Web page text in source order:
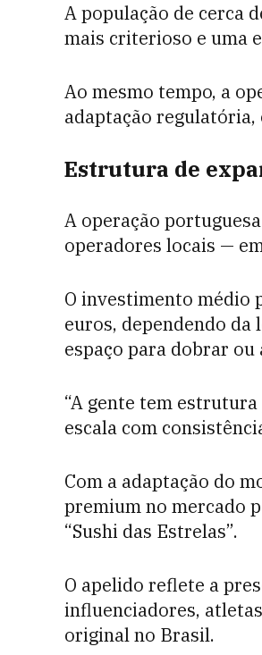
A população de cerca
mais criterioso e uma
Ao mesmo tempo, a
adaptação
Estrutura de
A operação
operadores locais —
O investimento médio
euros, dependendo da
espaço para dobrar
“A gente tem
escala com
Com a adaptação do
premium no mercado
“Sushi das Estrelas”.
O apelido reflete a
influenciadores,
original no Brasil.